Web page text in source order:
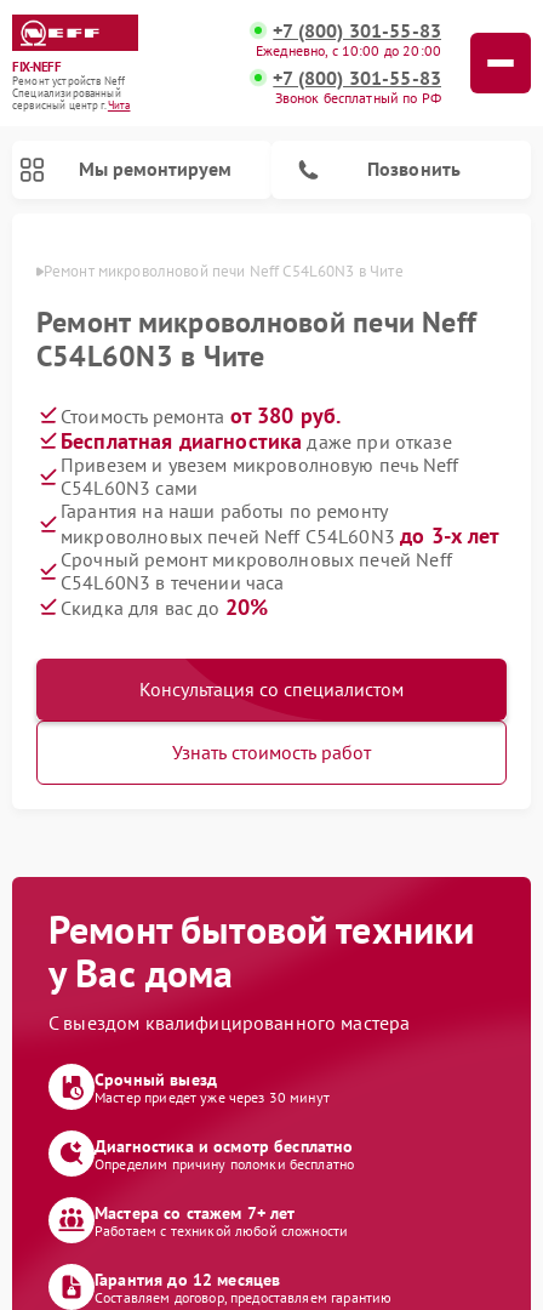
FIX-NEFF
Ремонт устройств Neff
Специализированный
cервисный центр г.Чита
+7 (800) 301-55-83
Ежедневно, с 10:00 до 20:00
+7 (800) 301-55-83
Звонок бесплатный по РФ
Мы ремонтируем Позвонить
Ремонт микроволновой печи Neff C54L60N3 в Чите
Ремонт микроволновой печи Neff
C54L60N3 в Чите
Стоимость ремонта от 380 руб.
Бесплатная диагностика даже при отказе
Привезем и увезем микроволновую печь Neff
C54L60N3 сами
Гарантия на наши работы по ремонту
микроволновых печей Neff C54L60N3до 3-х лет
Срочный ремонт микроволновых печей Neff
C54L60N3 в течении часа
Скидка для вас до 20%
Консультация со специалистом
Узнать стоимость работ
Ремонт бытовой техники
у Вас дома
С выездом квалифицированного мастера
Срочный выезд
Мастер приедет уже через 30 минут
Диагностика и осмотр бесплатно
Определим причину поломки бесплатно
Мастера со стажем 7+ лет
Работаем с техникой любой сложности
Гарантия до 12 месяцев
Составляем договор, предоставляем гарантию